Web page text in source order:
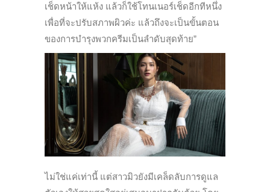
เช็ดหน้าให้แห้ง แล้วก็ใช้โทนเนอร์เช็ดอีกทีหนึ่ง
เพื่อที่จะปรับสภาพผิวค่ะ แล้วถึงจะเป็นขั้นตอน
ของการบำรุงพวกครีมเป็นลำดับสุดท้าย”
ไม่ใช่แค่เท่านี้ แต่สาวมิวยังมีเคล็ดลับการดูแล